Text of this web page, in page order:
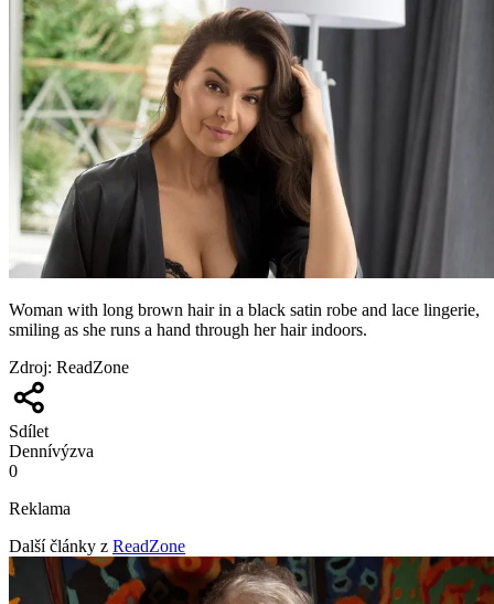
Woman with long brown hair in a black satin robe and lace lingerie,
smiling as she runs a hand through her hair indoors.
Zdroj: ReadZone
Sdílet
Dennívýzva
0
Reklama
Další články z ReadZone